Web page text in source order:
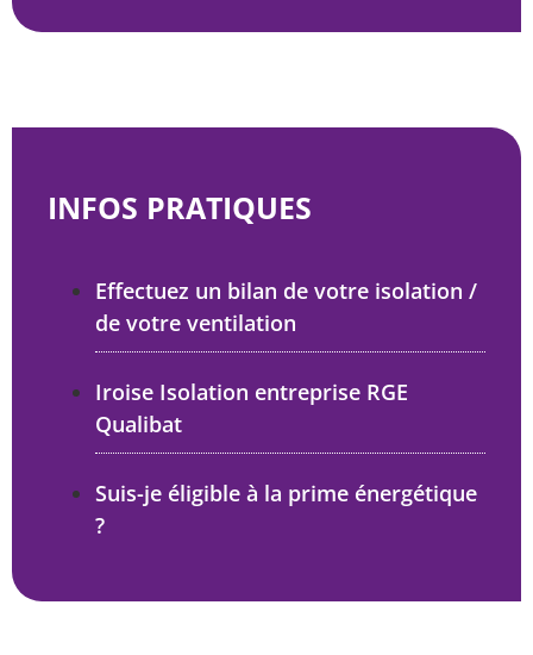
INFOS PRATIQUES
Effectuez un bilan de votre isolation /
de votre ventilation
Iroise Isolation entreprise RGE
Qualibat
Suis-je éligible à la prime énergétique
?